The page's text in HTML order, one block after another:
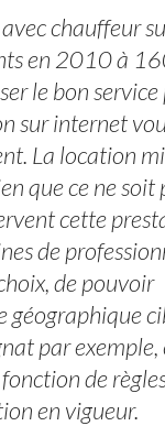
chauffeur
en 2010 à
le bon service
sur internet
La location
que ce ne soit
cette
de
de pouvoir
géographique
par exemple,
de
en vigueur.